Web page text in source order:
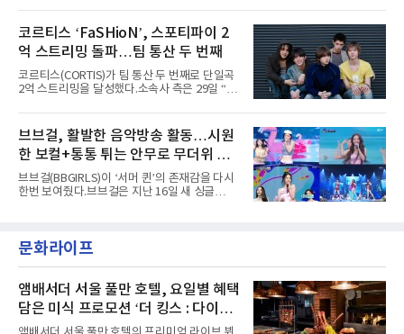
정적인 실력을 입증했고, 올해 '2026 어썸뮤직
페스티벌', '뷰티풀 민트 라이프 2026', '2026
heart(와일드 하트)’라는 제목이 붙은 콘셉트 포
토에는 멤버들의 본능적이고 야성적인 면모가
강렬하게 담겼다. 짙은 아이섀도와 푸른빛·금빛·
붉은빛의 컬러 렌즈가 비현실적인 분위기를 자
아내고, 여러 원색이 불규칙하게 뒤섞인 멀티컬
러 헤어와 과감한 블루·블랙 립 메이크업이 낯설
고도 매혹적인 비주얼을 완성했다.스타일링 역
엣을 거침없이 결합했다. 멤버들은 각기 다른 개
성을 살린 스타일링을 선
코르티스 ‘FaSHioN’, 스포티파이 2
억 스트리밍 돌파…팀 통산 두 번째
코르티스(CORTIS)가 팀 통산 두 번째로 단일곡
2억 스트리밍을 달성했다.소속사 측은 29일 “코
벌 오디오·음원 스트리밍 플랫폼 스포티파이에
서 27일 자로 누적 재생 수 2억 회를 돌파했
다”고 밝혔다.곡이 발표된 지 약 10개월 만이다.
팀의 첫 번째 2억 스트리밍 곡은 동일 음반에 수
록된 ‘GO!’다. 이 노래는 공개 약 9개월 만인 지
난달 26일 자에 2억 고지를 밟았다. 이는 최근 5
년 내 데뷔한 보이그룹의 곡 중 최단기 2억 달성
했다. “내 티, 5 bucks 바지는, 만원” 등 멤버들
의 라이프 스타일
브브걸, 활발한 음악방송 활동…시원
한 보컬+통통 튀는 안무로 무더위 사
냥
브브걸(BBGIRLS)이 ‘서머 퀸’의 존재감을 다시
한번 보여줬다.브브걸은 지난 16일 새 싱글
MBC '쇼! 음악중심', SBS '인기가요' 등 주요 음
악방송 무대에 올라 화려한 퍼포먼스를 펼쳤다.
력을 앞세워 매 무대 색다른 볼거리를 선사했다.
특히 화사한 파스텔 톤의 비치웨어부터 청량한
마린룩, 햇살 아래 반짝이는 물결을 연상시키는
스커트, 강렬한 붉은 계열의 스타일링까지 각기
문화라이프
앰배서더 서울 풀만 호텔, 요일별 혜택
담은 미식 프로모션 ‘더 킹스 : 다이닝
프리빌리지즈’ 선봬